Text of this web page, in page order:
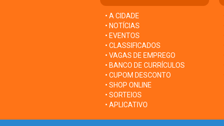
• A CIDADE
• NOTÍCIAS
• EVENTOS
• CLASSIFICADOS
• VAGAS DE EMPREGO
• BANCO DE CURRÍCULOS
• CUPOM DESCONTO
• SHOP ONLINE
• SORTEIOS
• APLICATIVO